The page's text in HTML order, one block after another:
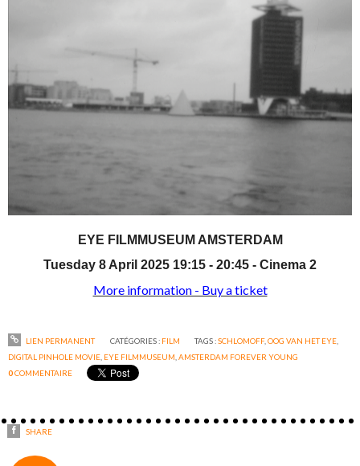
EYE FILMMUSEUM AMSTERDAM
Tuesday 8 April 2025 19:15 - 20:45 - Cinema 2
More information - Buy a ticket
LIEN PERMANENT CATÉGORIES : FILM TAGS :SCHLOMOFF, OOG VAN HET EYE,
DIGITAL PINHOLE MOVIE EYE FILMMUSEUM ,AMSTERDAM FOREVER YOUNG
0COMMENTAIRE
SHARE